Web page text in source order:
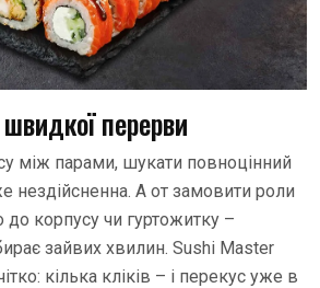
перерви
між парами, шукати повноцінний
нездійсненна. А от замовити роли
корпусу чи гуртожитку –
зайвих хвилин. Sushi Master
кілька кліків – і перекус уже в